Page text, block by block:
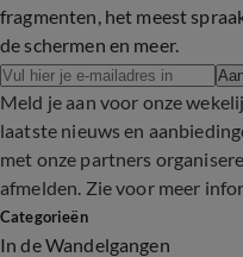
fragmenten, het meest
de schermen en meer.
Meld je aan voor onze
laatste nieuws en
met onze partners
afmelden. Zie voor meer
Categorieën
In de Wandelgangen